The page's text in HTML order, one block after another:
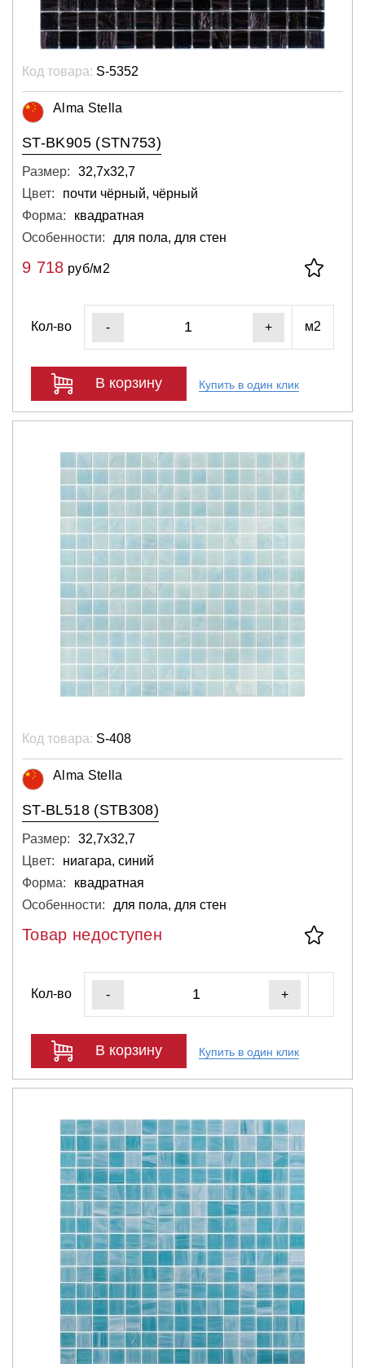
Код товара: S-5352
Alma Stella
ST-BK905 (STN753)
Размер:
32,7х32,7
Цвет:
почти чёрный, чёрный
Форма:
квадратная
Особенности:
для пола, для стен
9 718 руб/м2
Кол-во - + м2
В корзину Купить в один клик
Код товара: S-408
Alma Stella
ST-BL518 (STB308)
Размер:
32,7х32,7
Цвет:
ниагара, синий
Форма:
квадратная
Особенности:
для пола, для стен
Товар недоступен
Кол-во - +
В корзину Купить в один клик